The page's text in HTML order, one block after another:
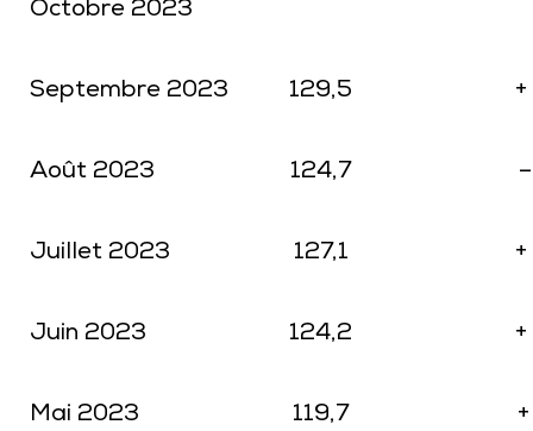
Octobre 2023
Septembre 2023 129,5
Août 2023 124,7
Juillet 2023 127,1
Juin 2023 124,2
Mai 2023 119,7